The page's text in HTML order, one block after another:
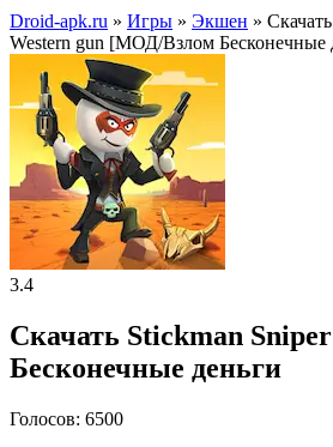
Droid-apk.ru » Игры » Экшен »
Western gun [МОД/Взлом Бесконечные
3.4
Скачать Stickman
Бесконечные деньги
Голосов: 6500